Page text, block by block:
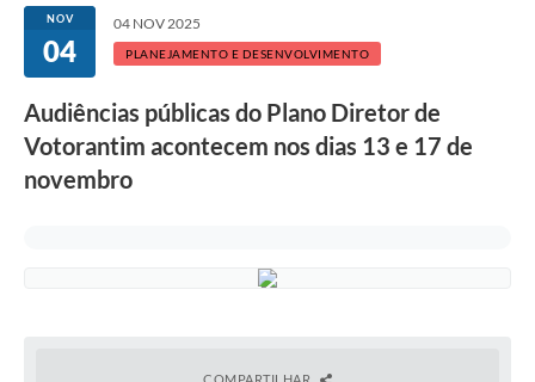
Transparência
Selo Verde
Compra Direta
Pesquisa Dificuldades no Licenciamento de Empresas
Plano Municipal de Retomada das Aulas Presenciais
NOV
04
04 NOV 2025
PLANEJAMENTO E DESENVOLVIMENTO
Audiências públicas do Plano Diretor de
Votorantim acontecem nos dias 13 e 17 de
novembro